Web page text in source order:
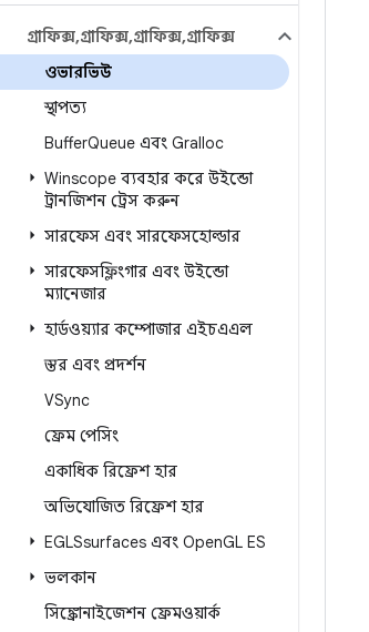
গ্রাফিক্স,গ্রাফিক্স,গ্রাফিক্স,গ্রাফিক্স
ওভারভিউ
স্থাপত্য
BufferQueue এবং Gralloc
Winscope ব্যবহার করে উইন্ডো
ট্রানজিশন ট্রেস করুন
সারফেস এবং সারফেসহোল্ডার
সারফেসফ্লিংগার এবং উইন্ডো
ম্যানেজার
হার্ডওয়্যার কম্পোজার এইচএএল
স্তর এবং প্রদর্শন
VSync
ফ্রেম পেসিং
একাধিক রিফ্রেশ হার
অভিযোজিত রিফ্রেশ হার
EGLSsurfaces এবং OpenGL ES
ভলকান
সিঙ্ক্রোনাইজেশন ফ্রেমওয়ার্ক